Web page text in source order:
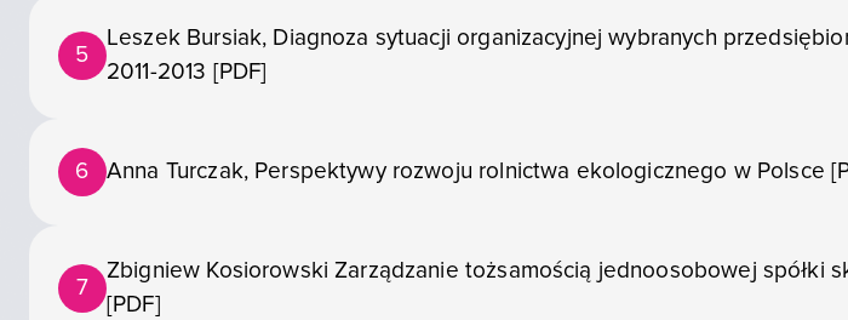
5
Leszek Bursiak, Diagnoza sytuacji organizacyjnej wybranych
2011-2013 [PDF]
6 Anna Turczak, Perspektywy rozwoju rolnictwa ekologicznego w Polsce
7
Zbigniew Kosiorowski Zarządzanie tożsamością jednoosobowej spółki
[PDF]